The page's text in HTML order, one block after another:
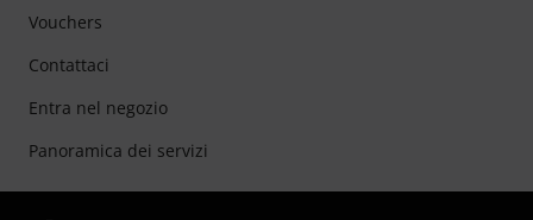
Vouchers
Contattaci
Entra nel negozio
Panoramica dei servizi